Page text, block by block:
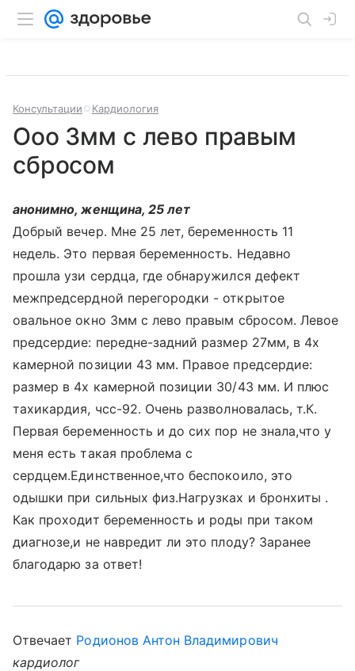
Консультации Кардиология
Ооо 3мм с лево правым
сбросом
анонимно, женщина, 25 лет
Добрый вечер. Мне 25 лет, беременность 11
недель. Это первая беременность. Недавно
прошла узи сердца, где обнаружился дефект
межпредсердной перегородки - открытое
овальное окно 3мм с лево правым сбросом. Левое
предсердие: передне-задний размер 27мм, в 4х
камерной позиции 43 мм. Правое предсердие:
размер в 4х камерной позиции 30/43 мм. И плюс
тахикардия, чсс-92. Очень разволновалась, т.К.
Первая беременность и до сих пор не знала,что у
меня есть такая проблема с
сердцем.Единственное,что беспокоило, это
одышки при сильных физ.Нагрузках и бронхиты .
Как проходит беременность и роды при таком
диагнозе,и не навредит ли это плоду? Заранее
благодарю за ответ!
Отвечает Родионов Антон Владимирович
кардиолог